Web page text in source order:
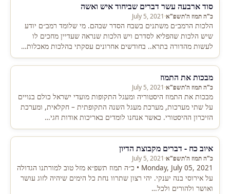
סוד ארבעה עשר דברים שביחוד איש ואשה
כ"ה תמוז ה'תשפ"א·
July 5, 2021
הלכות הרמב״ם משתנים בשבח הסדר שבהם. מי שלומד רמב״ם יודע
שיש הלכות שהפליא לסדרם ויש הלכות שנראה שעדיין מחכים לו
לעשות מהדורה בתרא.. בחודשים אחרונים עסקתי בהלכות מאכלות…
מבכות את התמוז
כ"ה תמוז ה'תשפ"א·
July 5, 2021
מבכות את התמוז היסטוריה ומעגל התקופות מועדי ישראל כולם בנויים
על שתי מערכות, מערכת מעגל השנה התקופתית – חקלאית, ומערכת
הזיכרון ההיסטורי. כאשר אנחנו לומדים באריכות אודות חגי…
איוב כח - דברים מקבוצת הדיון
כ"ה תמוז ה'תשפ"א·
July 5, 2021
Monday, July 05, 2021 • כ״ה תמוז תשפ״א מזל טוב למורתנו הגדולה
על אירוסי בנה יענקי. יהי רצון שתרוו נחת כל הימים שיהיה לזוג עושר
ואושר ולהורים ולכל…